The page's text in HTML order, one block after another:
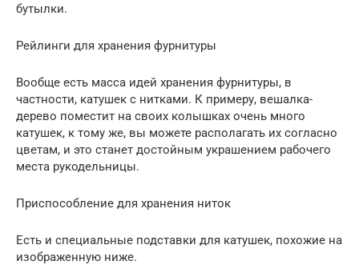
бутылки.
Рейлинги для хранения фурнитуры
Вообще есть масса идей хранения фурнитуры, в
частности, катушек с нитками. К примеру, вешалка-
дерево поместит на своих колышках очень много
катушек, к тому же, вы можете располагать их согласно
цветам, и это станет достойным украшением рабочего
места рукодельницы.
Приспособление для хранения ниток
Есть и специальные подставки для катушек, похожие на
изображенную ниже.